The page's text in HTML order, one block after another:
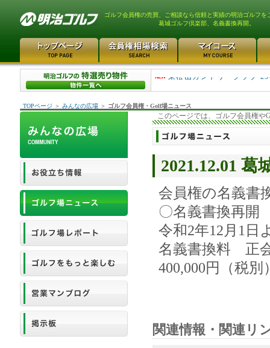
ゴルフ会員権の売買、ご相談なら信頼と実績の明治ゴルフを
葛城ゴルフ倶楽部、名義書換再開。
平塚富士見カントリーク
東松山カントリークラブ
TOPページ ＞ みんなの広場 ＞ ゴルフ会員権・Golf場ニュース
このページでは、ゴルフ会員権や
2021.12.01
会員権の名義書
〇名義書換再開
令和2年12月1日
名義書換料 正
400,000円（税別
関連情報・関連リ